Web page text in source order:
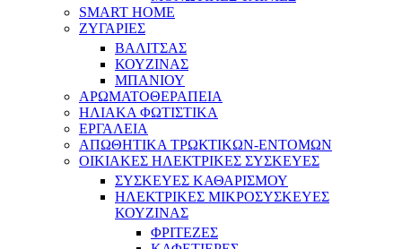
SMART HOME
ΖΥΓΑΡΙΕΣ
ΒΑΛΙΤΣΑΣ
ΚΟΥΖΙΝΑΣ
ΜΠΑΝΙΟΥ
ΑΡΩΜΑΤΟΘΕΡΑΠΕΙΑ
ΗΛΙΑΚΑ ΦΩΤΙΣΤΙΚΑ
ΕΡΓΑΛΕΙΑ
ΑΠΩΘΗΤΙΚΑ ΤΡΩΚΤΙΚΩΝ-ΕΝΤΟΜΩΝ
ΟΙΚΙΑΚΕΣ ΗΛΕΚΤΡΙΚΕΣ ΣΥΣΚΕΥΕΣ
ΣΥΣΚΕΥΕΣ ΚΑΘΑΡΙΣΜΟΥ
ΗΛΕΚΤΡΙΚΕΣ ΜΙΚΡΟΣΥΣΚΕΥΕΣ
ΚΟΥΖΙΝΑΣ
ΦΡΙΤΕΖΕΣ